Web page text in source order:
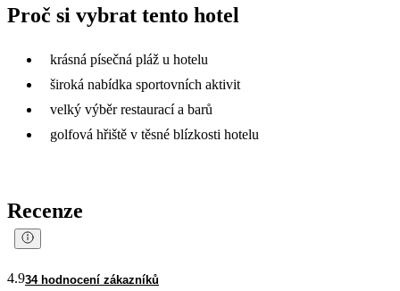
Proč si vybrat tento hotel
krásná písečná pláž u hotelu
široká nabídka sportovních aktivit
velký výběr restaurací a barů
golfová hřiště v těsné blízkosti hotelu
Recenze
4.934 hodnocení zákazníků